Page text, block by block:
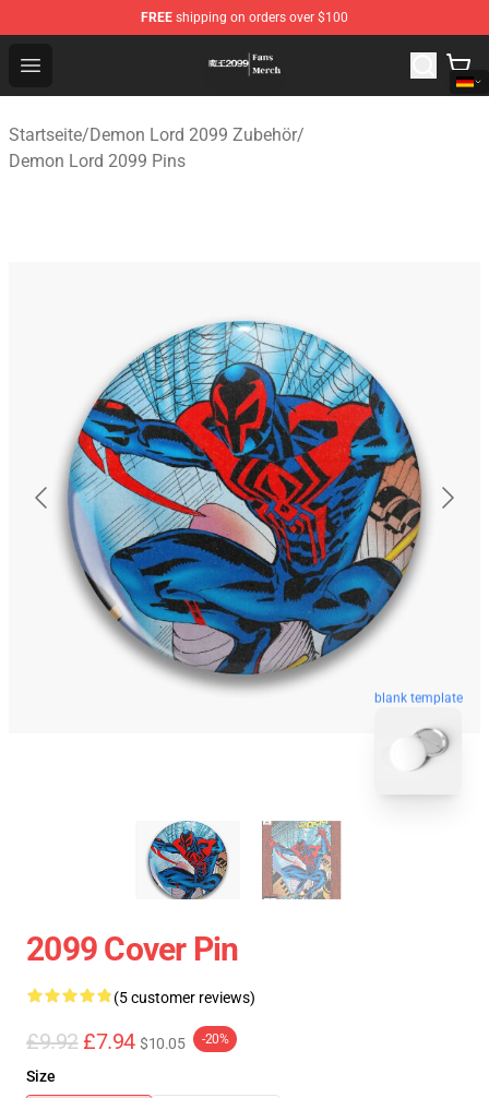
FREE shipping on orders over $100
Open menu
Demon Lord 2099 Store - Official Demon Lord 2099
Startseite/Demon Lord 2099 Zubehör/
Demon Lord 2099 Pins
blank template
2099 Cover Pin
(5 customer reviews)
£9.92 £7.94 $10.05 -20%
Size